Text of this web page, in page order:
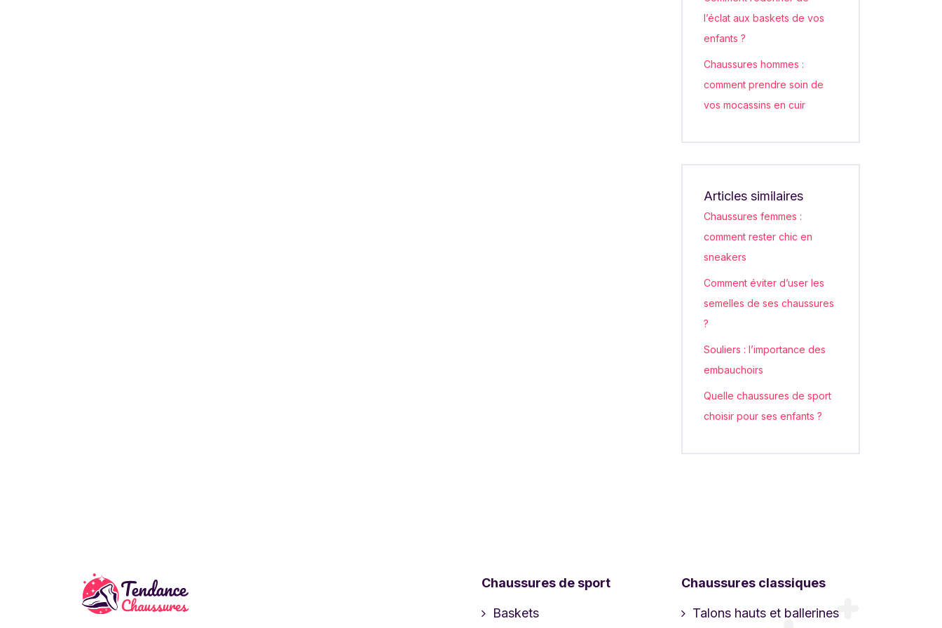
l’éclat aux baskets de vos
enfants ?
Chaussures hommes :
comment prendre soin de
vos mocassins en cuir
Articles similaires
Chaussures femmes :
comment rester chic en
sneakers
Comment éviter d’user les
semelles de ses chaussures
?
Souliers : l’importance des
embauchoirs
Quelle chaussures de sport
choisir pour ses enfants ?
Chaussures de sport
Baskets
Chaussures classiques
Talons hauts et ballerines